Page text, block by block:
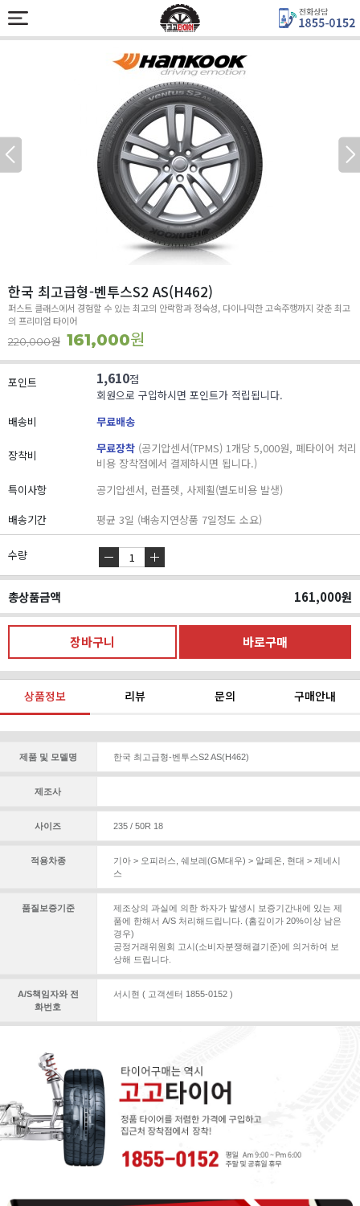
한국 최고급형-벤투스S2 AS(H462)
퍼스트 클래스에서 경험할 수 있는 최고의 안락함과 정숙성, 다이나믹한 고속주행까지 갖춘 최고
의 프리미엄 타이어
220,000원 161,000원
포인트 1,610점
회원으로 구입하시면 포인트가 적립됩니다.
배송비
무료배송
장착비 무료장착 (공기압센서(TPMS) 1개당 5,000원, 폐타이어 처리
비용 장착점에서 결제하시면 됩니다.)
특이사항
공기압센서, 런플렛, 사제휠(별도비용 발생)
배송기간
평균 3일 (배송지연상품 7일정도 소요)
수량
총상품금액 161,000원
상품정보 리뷰 문의 구매안내
제품 및 모델명 한국 최고급형-벤투스S2 AS(H462)
제조사
사이즈 235 / 50R 18
적용차종 기아 > 오피러스 쉐보레(GM대우) > 알페온
현대 > 제네시
스
품질보증기준
제조상의 과실에 의한 하자가 발생시 보증기간내에 있는 제
품에 한해서 A/S 처리해드립니다. (홈깊이가 20%이상 남은
경우)
공정거래위원회 고시(소비자분쟁해결기준)에 의거하여 보
상해 드립니다.
A/S책임자와 전
화번호
서시현 ( 고객센터 1855-0152 )